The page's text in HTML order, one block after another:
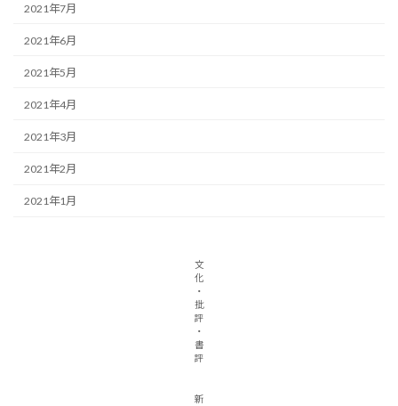
2021年7月
2021年6月
2021年5月
2021年4月
2021年3月
2021年2月
2021年1月
文
化
・
批
評
・
書
評
新